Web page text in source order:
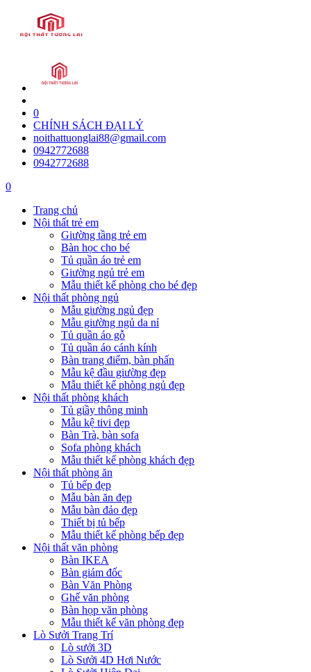
0
CHÍNH SÁCH ĐẠI LÝ
noithattuonglai88@gmail.com
0942772688
0942772688
0
Trang chủ
Nội thất trẻ em
Giường tầng trẻ em
Bàn học cho bé
Tủ quần áo trẻ em
Giường ngủ trẻ em
Mẫu thiết kế phòng cho bé đẹp
Nội thất phòng ngủ
Mẫu giường ngủ đẹp
Mẫu giường ngủ da nỉ
Tủ quần áo gỗ
Tủ quần áo cánh kính
Bàn trang điểm, bàn phấn
Mẫu kệ đầu giường đẹp
Mẫu thiết kế phòng ngủ đẹp
Nội thất phòng khách
Tủ giầy thông minh
Mẫu kệ tivi đẹp
Bàn Trà, bàn sofa
Sofa phòng khách
Mẫu thiết kế phòng khách đẹp
Nội thất phòng ăn
Tủ bếp đẹp
Mẫu bàn ăn đẹp
Mẫu bàn đảo đẹp
Thiết bị tủ bếp
Mẫu thiết kế phòng bếp đẹp
Nội thất văn phòng
Bàn IKEA
Bàn giám đốc
Bàn Văn Phòng
Ghế văn phòng
Bàn họp văn phòng
Mẫu thiết kế văn phòng đẹp
Lò Sưởi Trang Trí
Lò sưởi 3D
Lò Sưởi 4D Hơi Nước